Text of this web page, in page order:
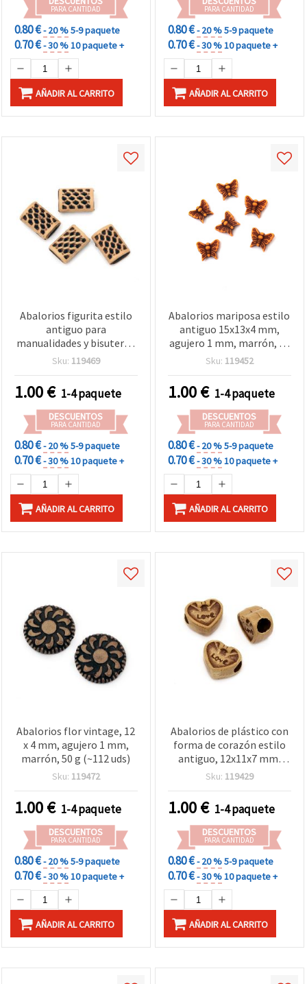
PARA CANTIDAD
0.80 €- 20 %5-9 paquete
0.70 €- 30 %10 paquete +
AÑADIR AL CARRITO
PARA CANTIDAD
0.80 €- 20 %5-9 paquete
0.70 €- 30 %10 paquete +
AÑADIR AL CARRITO
Abalorios figurita estilo
antiguo para
manualidades y bisutería,
15x10x7 mm, agujero 4
Sku: 119469
1.00€ 1-4 paquete
DESCUENTOS
PARA CANTIDAD
0.80 €- 20 %5-9 paquete
0.70 €- 30 %10 paquete +
AÑADIR AL CARRITO
Abalorios mariposa estilo
antiguo 15x13x4 mm,
agujero 1 mm, marrón, 50
g (~108 uds)
Sku: 119452
1.00€ 1-4 paquete
DESCUENTOS
PARA CANTIDAD
0.80 €- 20 %5-9 paquete
0.70 €- 30 %10 paquete +
AÑADIR AL CARRITO
Abalorios flor vintage, 12
x 4 mm, agujero 1 mm,
marrón, 50 g (~112 uds)
Sku: 119472
1.00€ 1-4 paquete
DESCUENTOS
PARA CANTIDAD
0.80 €- 20 %5-9 paquete
0.70 €- 30 %10 paquete +
AÑADIR AL CARRITO
Abalorios de plástico con
forma de corazón estilo
antiguo, 12x11x7 mm,
agujero 4 mm, marrón, 50
Sku: 119429
1.00€ 1-4 paquete
DESCUENTOS
PARA CANTIDAD
0.80 €- 20 %5-9 paquete
0.70 €- 30 %10 paquete +
AÑADIR AL CARRITO